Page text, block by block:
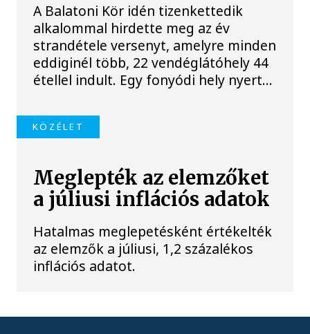
A Balatoni Kör idén tizenkettedik
alkalommal hirdette meg az év
strandétele versenyt, amelyre minden
eddiginél több, 22 vendéglátóhely 44
étellel indult. Egy fonyódi hely nyert...
KÖZÉLET
Meglepték az elemzőket
a júliusi inflációs adatok
Hatalmas meglepetésként értékelték
az elemzők a júliusi, 1,2 százalékos
inflációs adatot.